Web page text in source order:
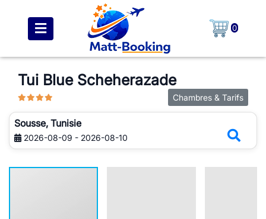
0
Tui Blue Scheherazade
Chambres & Tarifs
Sousse, Tunisie
2026-08-09 - 2026-08-10